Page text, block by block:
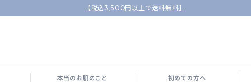
【税込3,500円以上で送料無料】
本当のお肌のこと 初めての方へ